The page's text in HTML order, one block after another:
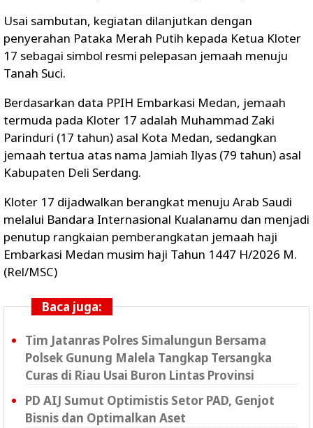
Usai sambutan, kegiatan dilanjutkan dengan
penyerahan Pataka Merah Putih kepada Ketua Kloter
17 sebagai simbol resmi pelepasan jemaah menuju
Tanah Suci.
Berdasarkan data PPIH Embarkasi Medan, jemaah
termuda pada Kloter 17 adalah Muhammad Zaki
Parinduri (17 tahun) asal Kota Medan, sedangkan
jemaah tertua atas nama Jamiah Ilyas (79 tahun) asal
Kabupaten Deli Serdang.
Kloter 17 dijadwalkan berangkat menuju Arab Saudi
melalui Bandara Internasional Kualanamu dan menjadi
penutup rangkaian pemberangkatan jemaah haji
Embarkasi Medan musim haji Tahun 1447 H/2026 M.
(Rel/MSC)
Baca juga:
Tim Jatanras Polres Simalungun Bersama
Polsek Gunung Malela Tangkap Tersangka
Curas di Riau Usai Buron Lintas Provinsi
PD AIJ Sumut Optimistis Setor PAD, Genjot
Bisnis dan Optimalkan Aset